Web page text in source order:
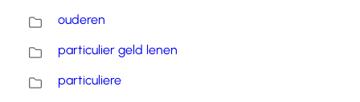
ouderen
particulier geld lenen
particuliere